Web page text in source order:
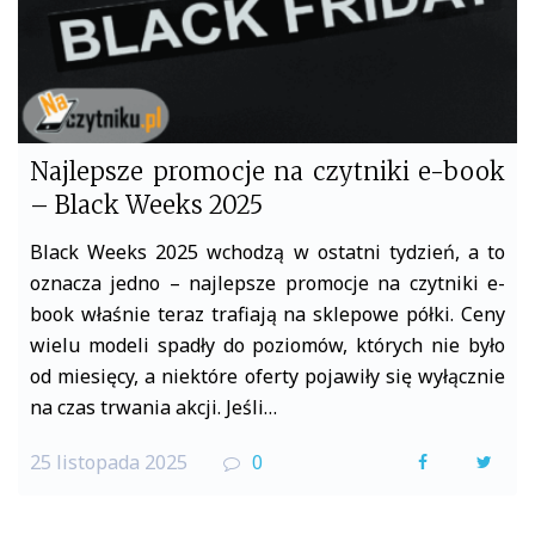
Najlepsze promocje na czytniki e-book
– Black Weeks 2025
Black Weeks 2025 wchodzą w ostatni tydzień, a to
oznacza jedno – najlepsze promocje na czytniki e-
book właśnie teraz trafiają na sklepowe półki. Ceny
wielu modeli spadły do poziomów, których nie było
od miesięcy, a niektóre oferty pojawiły się wyłącznie
na czas trwania akcji. Jeśli…
25 listopada 2025 0
F